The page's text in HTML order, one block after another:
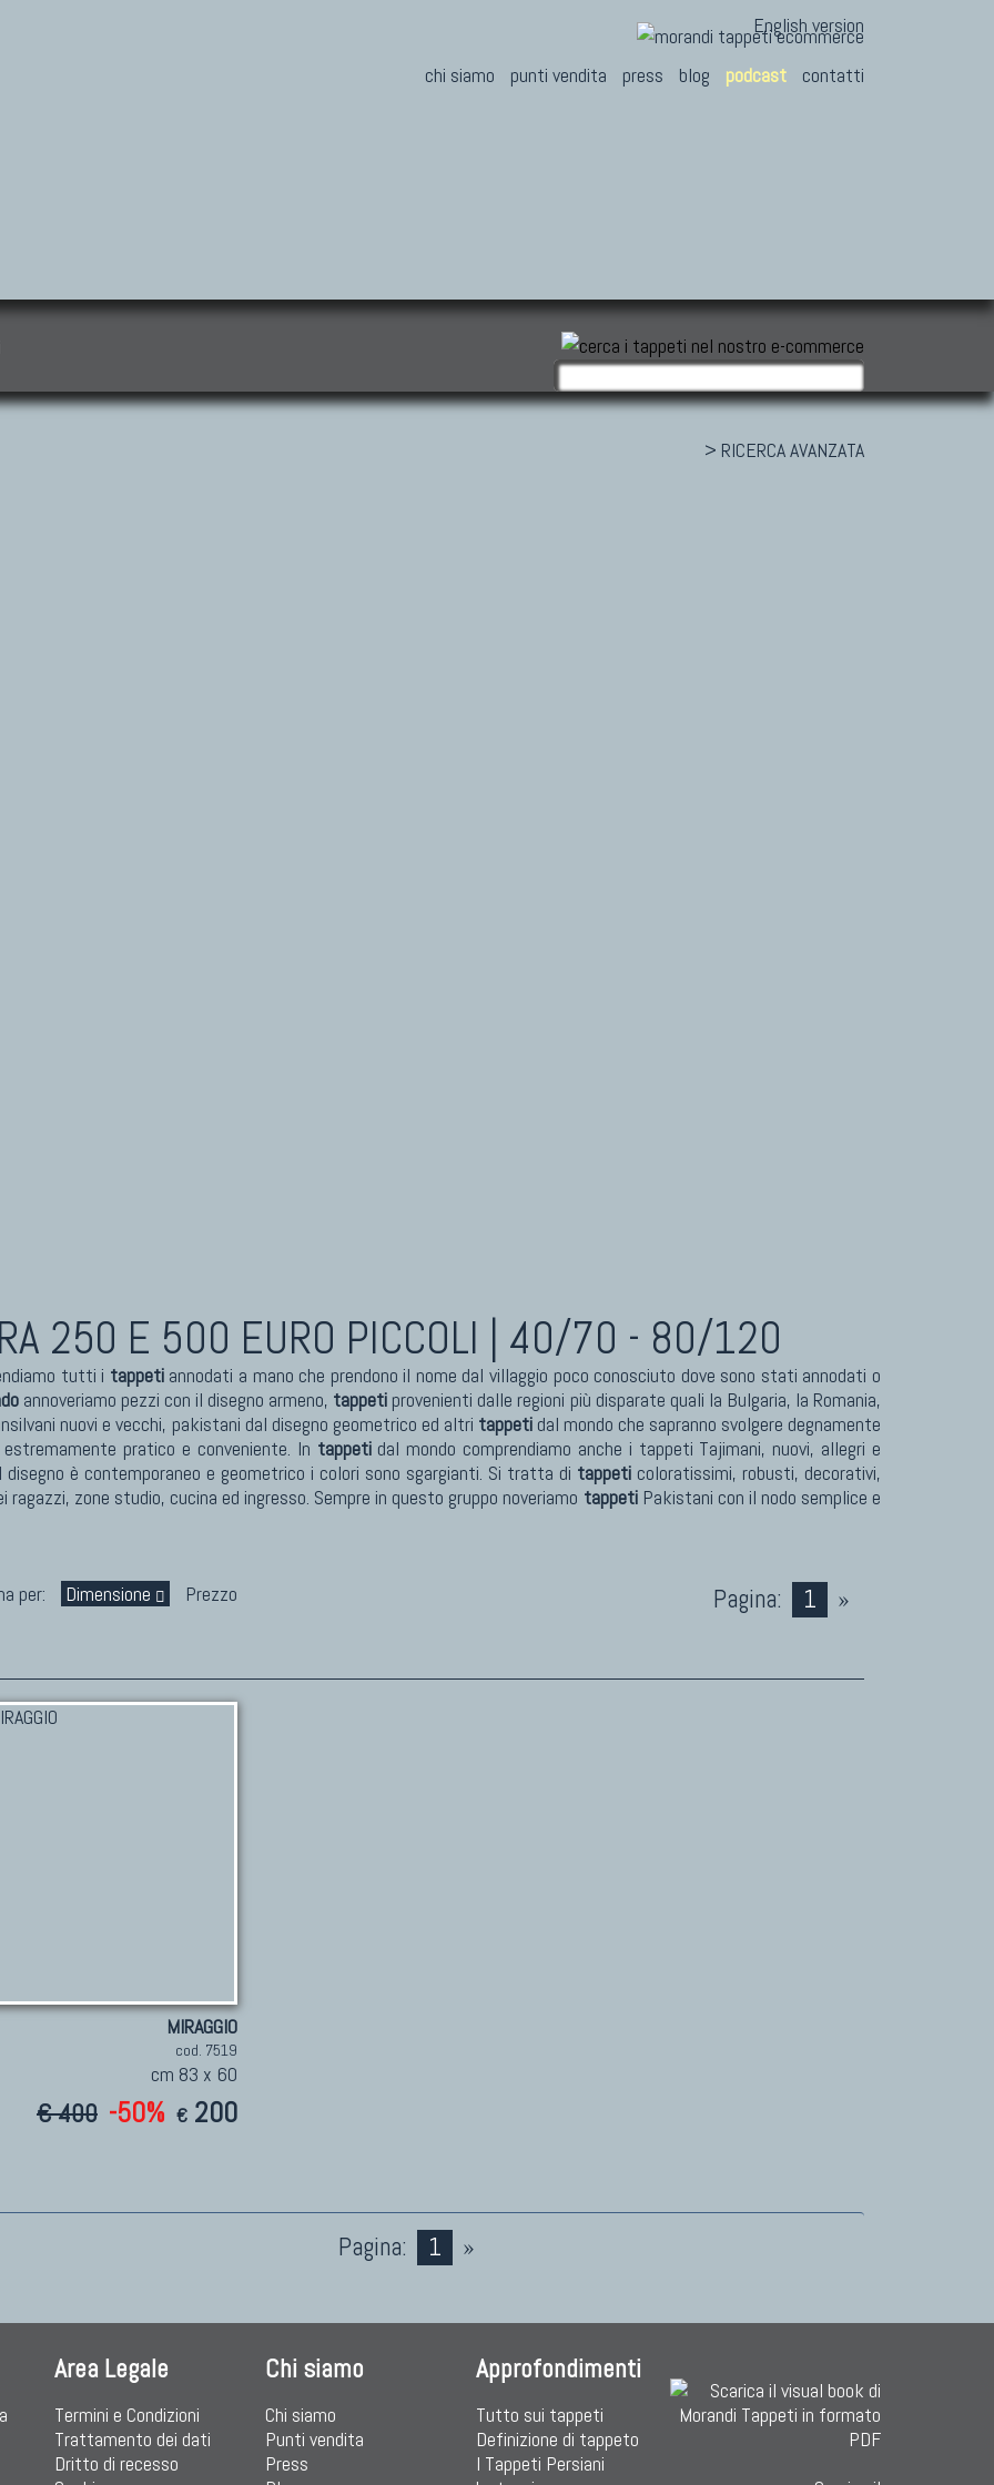
English version
chi siamo
punti vendita press blog podcast contatti
> RICERCA AVANZATA
250 E 500 EURO PICCOLI | 40/70 - 80/120
tutti i tappetiannodati a mano che prendono il nome dal villaggio poco conosciuto dove sono stati annodati o
annoveriamo pezzi con il disegno armeno, tappeti provenienti dalle regioni più disparate quali la Bulgaria, la Romania,
nuovi e vecchi, pakistani dal disegno geometrico ed altri tappetidal mondo che sapranno svolgere degnamente
pratico e conveniente. In tappetidal mondo comprendiamo anche i tappeti Tajimani, nuovi, allegri e
è contemporaneo e geometrico i colori sono sgargianti. Si tratta di tappeti coloratissimi, robusti, decorativi,
zone studio, cucina ed ingresso. Sempre in questo gruppo noveriamo tappetiPakistani con il nodo semplice e
per: Dimensione Prezzo Pagina: 1 »
MIRAGGIO
cod. 7519
cm 83 x 60
€ 400 -50% € 200
Pagina: 1 »
Area Legale
Termini e Condizioni
Trattamento dei dati
Dritto di recesso
Chi siamo
Chi siamo
Punti vendita
Press
Approfondimenti
Tutto sui tappeti
Definizione di tappeto
I Tappeti Persiani